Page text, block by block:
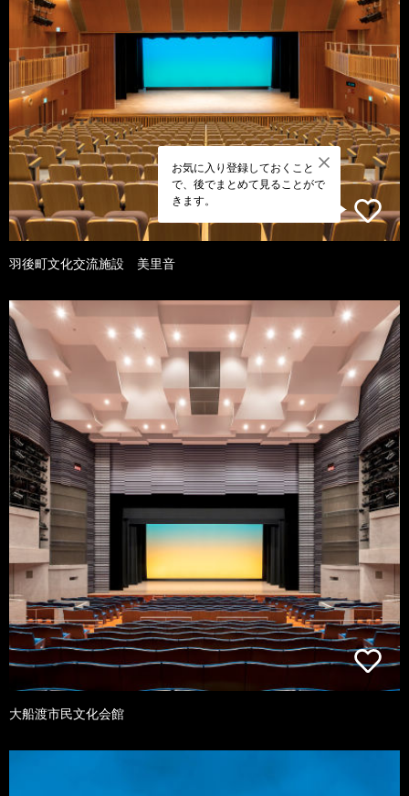
お気に入り登録しておくこと
で、後でまとめて見ることがで
きます。
羽後町文化交流施設 美里音
大船渡市民文化会館